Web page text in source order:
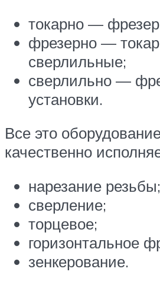
токарно —
фрезерно —
сверлильные;
сверлильно —
установки.
Все это
качественно
нарезание резьбы;
сверление;
торцевое;
горизонтальное
зенкерование.